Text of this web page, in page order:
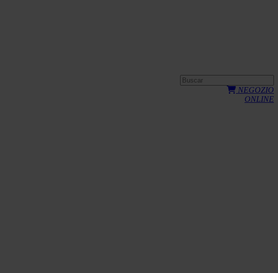
NEGOZIO
ONLINE